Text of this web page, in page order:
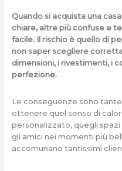
Quando si acquista una
chiare, altre più confuse e
facile. Il rischio è quello di
non saper scegliere
dimensioni, i rivestimenti, i
perfezione.
Le conseguenze sono
ottenere quel senso di
personalizzato, quegli
gli amici nei momenti più
accomunano tantissimi